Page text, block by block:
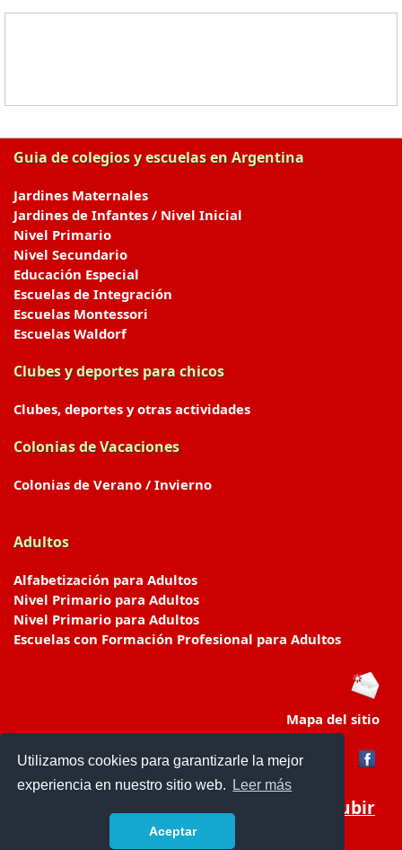
Utilizamos cookies para garantizarle la mejor
experiencia en nuestro sitio web.
Leer más
Aceptar
Guia de colegios y escuelas en Argentina
Jardines Maternales
Jardines de Infantes / Nivel Inicial
Nivel Primario
Nivel Secundario
Educación Especial
Escuelas de Integración
Escuelas Montessori
Escuelas Waldorf
Clubes y deportes para chicos
Clubes, deportes y otras actividades
Colonias de Vacaciones
Colonias de Verano / Invierno
Adultos
Alfabetización para Adultos
Nivel Primario para Adultos
Nivel Primario para Adultos
Escuelas con Formación Profesional para Adultos
Mapa del sitio
Subir